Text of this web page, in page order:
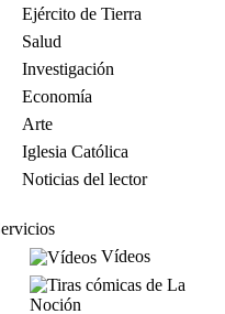
Ejército de Tierra
Salud
Investigación
Economía
Arte
Iglesia Católica
Noticias del lector
Vídeos